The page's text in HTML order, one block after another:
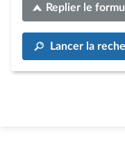
Replier le
Lancer la